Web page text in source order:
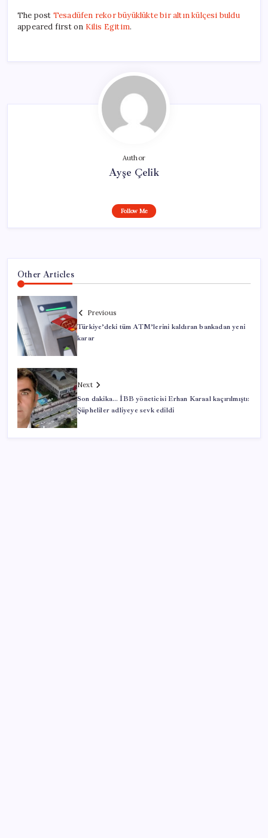
The post Tesadüfen rekor büyüklükte bir altın külçesi buldu
appeared first on Kilis Egitim.
Author
Ayşe Çelik
Follow Me
Other Articles
Previous
Türkiye’deki tüm ATM’lerini kaldıran bankadan yeni
karar
Next
Son dakika… İBB yöneticisi Erhan Karaal kaçırılmıştı:
Şüpheliler adliyeye sevk edildi